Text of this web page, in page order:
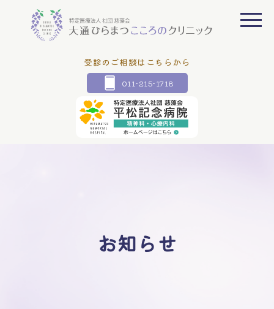
受診のご相談はこちらから
011-215-1718
お知らせ